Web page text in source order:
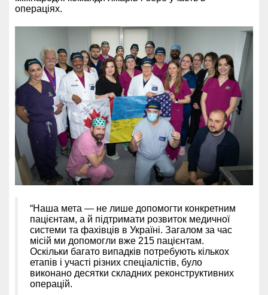
операціях.
“Наша мета — не лише допомогти конкретним
пацієнтам, а й підтримати розвиток медичної
системи та фахівців в Україні. Загалом за час
місій ми допомогли вже 215 пацієнтам.
Оскільки багато випадків потребують кількох
етапів і участі різних спеціалістів, було
виконано десятки складних реконструктивних
операцій.